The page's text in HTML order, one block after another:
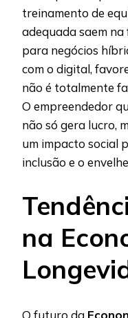
treinamento de
adequada saem na
para negócios
com o digital,
não é totalmente
O empreendedor
não só gera lucro,
um impacto social
inclusão e o
na
O futuro da